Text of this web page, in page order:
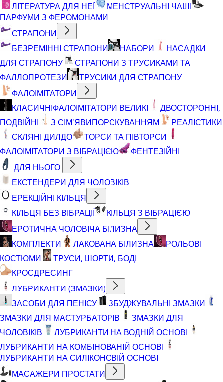
ЛІТЕРАТУРА ДЛЯ НЕЇ
МЕНСТРУАЛЬНІ ЧАШІ
ПАРФУМИ З ФЕРОМОНАМИ
СТРАПОНИ
БЕЗРЕМІННІ СТРАПОНИ
НАБОРИ
НАСАДКИ
ДЛЯ СТРАПОНУ
СТРАПОНИ З ТРУСИКАМИ ТА
ФАЛЛОПРОТЕЗИ
ТРУСИКИ ДЛЯ СТРАПОНУ
ФАЛОІМІТАТОРИ
КЛАСИЧНІФАЛОІМІТАТОРИ ВЕЛИКІ
ДВОСТОРОННІ,
ПОДВІЙНІ
З СІМ'ЯВИПОРСКУВАННЯМ
РЕАЛІСТИКИ
СКЛЯНІ ДИЛДО
ТОРСИ ТА ПІВТОРСИ
ФАЛОІМІТАТОРИ З ВІБРАЦІЄЮ
ФЕНТЕЗІЙНІ
ДЛЯ НЬОГО
ЕКСТЕНДЕРИ ДЛЯ ЧОЛОВІКІВ
ЕРЕКЦІЙНІ КІЛЬЦЯ
КІЛЬЦЯ БЕЗ ВІБРАЦІЇ
КІЛЬЦЯ З ВІБРАЦІЄЮ
ЕРОТИЧНА ЧОЛОВІЧА БІЛИЗНА
КОМПЛЕКТИ
ЛАКОВАНА БІЛИЗНА
РОЛЬОВІ
КОСТЮМИ
ТРУСИ, ШОРТИ, БОДІ
КРОСДРЕСИНГ
ЛУБРИКАНТИ (ЗМАЗКИ)
ЗАСОБИ ДЛЯ ПЕНІСУ
ЗБУДЖУВАЛЬНІ ЗМАЗКИ
ЗМАЗКИ ДЛЯ МАСТУРБАТОРІВ
ЗМАЗКИ ДЛЯ
ЧОЛОВІКІВ
ЛУБРИКАНТИ НА ВОДНІЙ ОСНОВІ
ЛУБРИКАНТИ НА КОМБІНОВАНІЙ ОСНОВІ
ЛУБРИКАНТИ НА СИЛІКОНОВІЙ ОСНОВІ
МАСАЖЕРИ ПРОСТАТИ